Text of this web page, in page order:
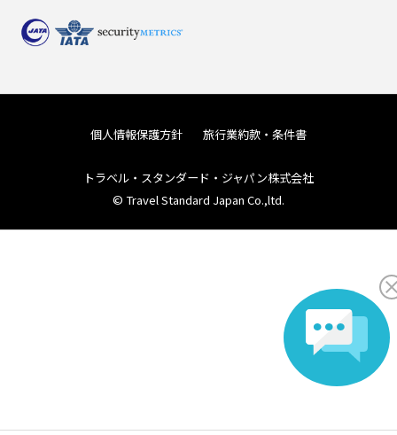
個人情報保護方針 旅行業約款・条件書
トラベル・スタンダード・ジャパン株式会社
© Travel Standard Japan Co.,ltd.